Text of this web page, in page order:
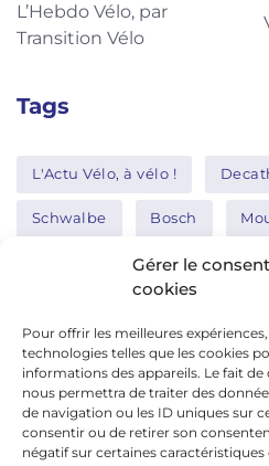
Gérer le
cookies
Pour offrir les meilleures
technologies telles que les cookies
informations des appareils. Le fait
nous permettra de traiter des
de navigation ou les ID uniques sur
consentir ou de retirer son
négatif sur certaines
L’Hebdo Vélo, par
Transition Vélo
Tags
L'Actu Vélo, à vélo !
Schwalbe Bosch
Thule
Réseaux sociaux
google news
facebook